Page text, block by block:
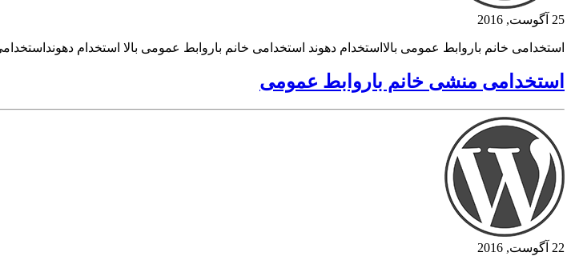
25 آگوست, 2016
استخدامی خانم باروابط عمومی بالااستخدام دهوند استخدامی خانم باروابط عمومی بالا استخدام
استخدامی منشی خانم باروابط عمومی
22 آگوست, 2016